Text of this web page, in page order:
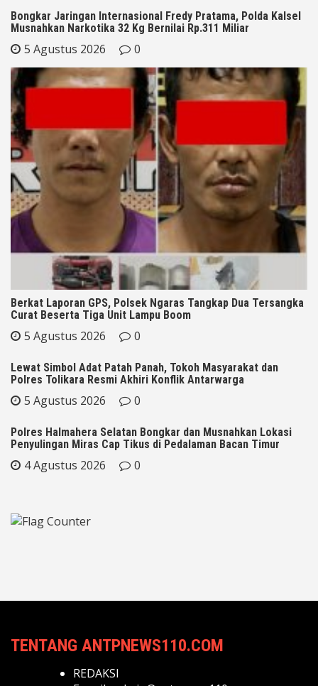
Bongkar Jaringan Internasional Fredy Pratama, Polda Kalsel
Musnahkan Narkotika 32 Kg Bernilai Rp.311 Miliar
5 Agustus 2026 0
Berkat Laporan GPS, Polsek Ngaras Tangkap Dua Tersangka
Curat Beserta Tiga Unit Lampu Boom
5 Agustus 2026 0
Lewat Simbol Adat Patah Panah, Tokoh Masyarakat dan
Polres Tolikara Resmi Akhiri Konflik Antarwarga
5 Agustus 2026 0
Polres Halmahera Selatan Bongkar dan Musnahkan Lokasi
Penyulingan Miras Cap Tikus di Pedalaman Bacan Timur
4 Agustus 2026 0
TENTANG ANTPNEWS110.COM
REDAKSI